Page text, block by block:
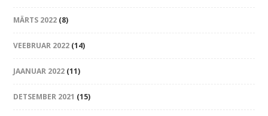
MÄRTS 2022 (8)
VEEBRUAR 2022 (14)
JAANUAR 2022 (11)
DETSEMBER 2021 (15)